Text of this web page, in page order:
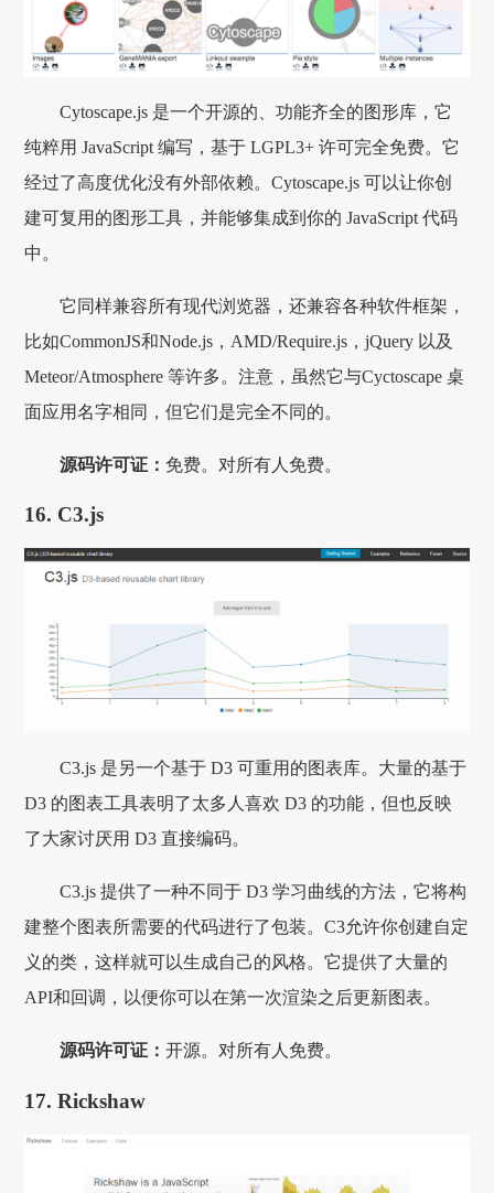
Cytoscape.js 是一个开源的、功能齐全的图形库，它
纯粹用 JavaScript 编写，基于 LGPL3+ 许可完全免费。它
经过了高度优化没有外部依赖。Cytoscape.js 可以让你创
建可复用的图形工具，并能够集成到你的 JavaScript 代码
中。
它同样兼容所有现代浏览器，还兼容各种软件框架，
比如CommonJS和Node.js，AMD/Require.js，jQuery 以及
Meteor/Atmosphere 等许多。注意，虽然它与Cyctoscape 桌
面应用名字相同，但它们是完全不同的。
源码许可证： 免费。对所有人免费。
16. C3.js
C3.js 是另一个基于 D3 可重用的图表库。大量的基于
D3 的图表工具表明了太多人喜欢 D3 的功能，但也反映
了大家讨厌用 D3 直接编码。
C3.js 提供了一种不同于 D3 学习曲线的方法，它将构
建整个图表所需要的代码进行了包装。C3允许你创建自定
义的类，这样就可以生成自己的风格。它提供了大量的
API和回调，以便你可以在第一次渲染之后更新图表。
源码许可证：开源。对所有人免费。
17. Rickshaw